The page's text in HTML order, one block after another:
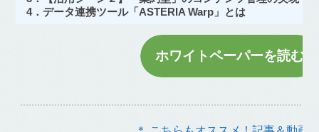
4．データ連携ツール「ASTERIA Warp」とは
ホワイトペーパーを読む